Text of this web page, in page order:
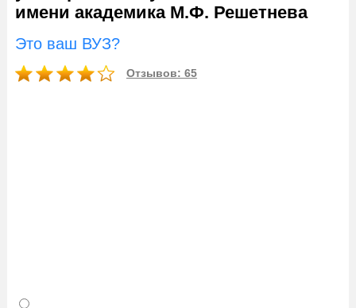
имени академика М.Ф. Решетнева
Это ваш ВУЗ?
Отзывов: 65